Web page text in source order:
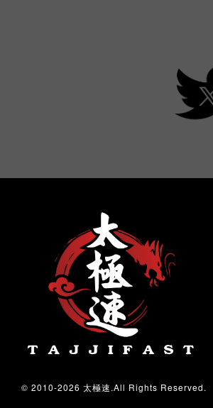
© 2010-2026 太極速.All Rights Reserved.